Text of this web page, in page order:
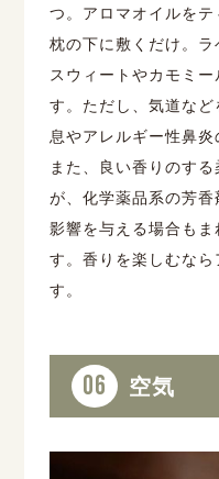
つ。アロマオイルを
枕の下に敷くだけ。
スウィートやカモミ
す。ただし、気道な
息やアレルギー性鼻炎
また、良い香りのす
が、化学薬品系の芳
影響を与える場合も
す。香りを楽しむな
す。
06 空気